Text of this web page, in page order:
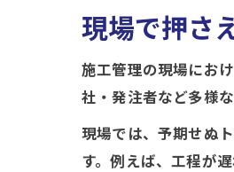
現場で押さ
施工管理の現場にお
社・発注者など多様
現場では、予期せぬ
す。例えば、工程が